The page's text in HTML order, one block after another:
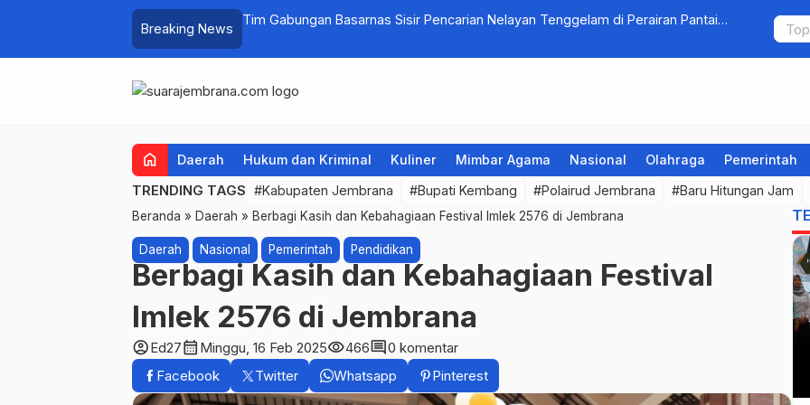
Breaking News
Tim Gabungan Basarnas Sisir Pencarian Nelayan Tenggelam di Perairan Pantai
Crosser
home Daerah Hukum dan Kriminal Kuliner Mimbar Agama Nasional Olahraga Pemerintah
TRENDING TAGS #Kabupaten Jembrana #Bupati Kembang #Polairud Jembrana #Baru Hitungan Jam
Beranda » Daerah » Berbagi Kasih dan Kebahagiaan Festival Imlek 2576 di Jembrana
Daerah Nasional Pemerintah Pendidikan
Berbagi Kasih dan Kebahagiaan Festival
Imlek 2576 di Jembrana
account_circleEd27calendar_month Minggu, 16 Feb 2025visibility466comment0 komentar
Facebook
Twitter Whatsapp Pinterest